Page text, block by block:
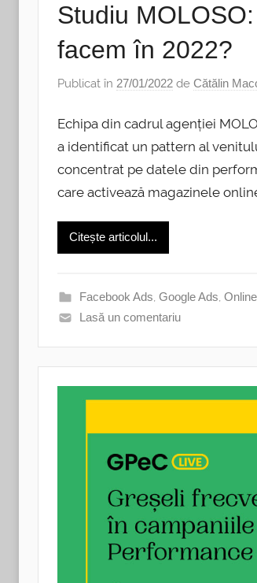
Studiu
facem în 2022?
Publicat în 27/01/2022 de Cătălin
Echipa din cadrul agenției
a identificat un pattern al
concentrat pe datele din
care activează magazinele
Citește articolul...
Facebook Ads, Google Ads,
Lasă un comentariu